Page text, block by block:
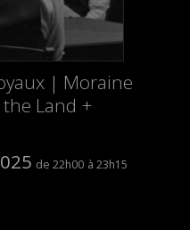
| Moraine
Land +
22h00 23h15